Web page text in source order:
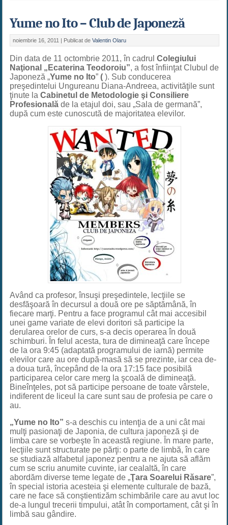
Yume no Ito – Club de Japoneză
noiembrie 16, 2011 | Publicat de Valentin Olaru
Din data de 11 octombrie 2011, în cadrul Colegiului
Naţional „Ecaterina Teodoroiu”, a fost înfiinţat Clubul de
Japoneză „Yume no Ito” ( ). Sub conducerea
preşedintelui Ungureanu Diana-Andreea, activităţile sunt
ţinute la Cabinetul de Metodologie şi Consiliere
Profesionalăde la etajul doi, sau „Sala de germană”,
după cum este cunoscută de majoritatea elevilor.
Având ca profesor, însuşi preşedintele, lecţiile se
desfăşoară în decursul a două ore pe săptămână, în
fiecare marţi. Pentru a face programul cât mai accesibil
unei game variate de elevi doritori să participe la
derularea orelor de curs, s-a decis operarea în două
schimburi. În felul acesta, tura de dimineaţă care începe
de la ora 9:45 (adaptată programului de iarnă) permite
elevilor care au ore după-masă să se prezinte, iar cea de-
a doua tură, începând de la ora 17:15 face posibilă
participarea celor care merg la şcoală de dimineaţă.
Bineînţeles, pot să participe persoane de toate vârstele,
indiferent de liceul la care sunt sau de profesia pe care o
au.
„Yume no Ito” s-a deschis cu intenţia de a uni cât mai
mulţi pasionaţi de Japonia, de cultura japoneză şi de
limba care se vorbeşte în această regiune. În mare parte,
lecţiile sunt structurate pe părţi: o parte de limbă, în care
se studiază alfabetul japonez pentru a ne ajuta să aflăm
cum se scriu anumite cuvinte, iar cealaltă, în care
abordăm diverse teme legate de „Ţara Soarelui Răsare”,
în special istoria acesteia şi elemente culturale de bază,
care ne face să conştientizăm schimbările care au avut loc
de-a lungul trecerii timpului, atât în comportament, cât şi în
limbă sau gândire.